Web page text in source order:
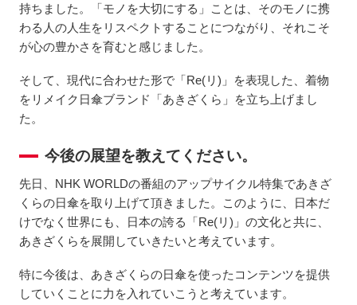
持ちました。「モノを大切にする」ことは、そのモノに携
わる人の人生をリスペクトすることにつながり、それこそ
が心の豊かさを育むと感じました。
そして、現代に合わせた形で「Re(リ)」を表現した、着物
をリメイク日傘ブランド「あきざくら」を立ち上げまし
た。
今後の展望を教えてください。
先日、NHK WORLDの番組のアップサイクル特集であきざ
くらの日傘を取り上げて頂きました。このように、日本だ
けでなく世界にも、日本の誇る「Re(リ)」の文化と共に、
あきざくらを展開していきたいと考えています。
特に今後は、あきざくらの日傘を使ったコンテンツを提供
していくことに力を入れていこうと考えています。